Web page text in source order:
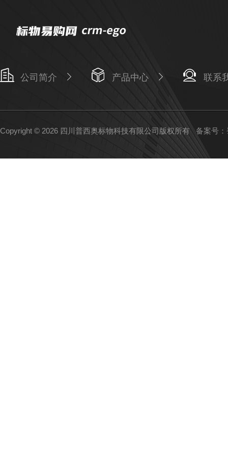
公司简介 产品中心 联系
Copyright © 2026 四川普西奥标物科技有限公司版权所有 备案号：